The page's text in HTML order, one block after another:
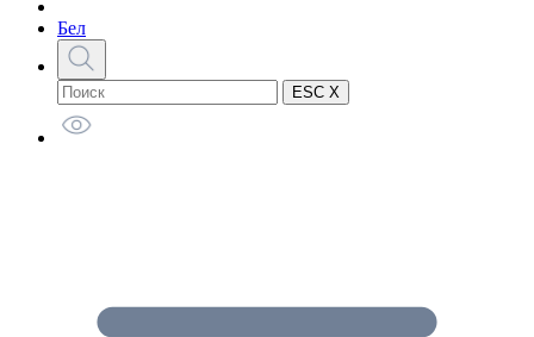
Бел
ESC X